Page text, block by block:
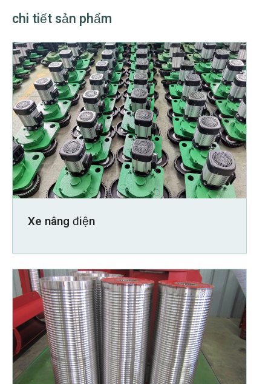
chi tiết sản phẩm
Xe nâng điện